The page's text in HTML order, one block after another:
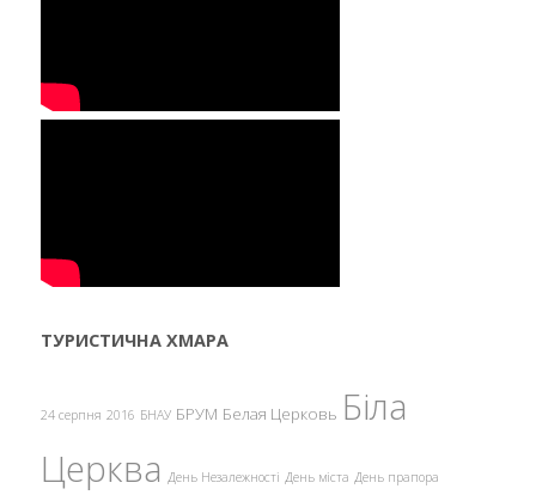
ТУРИСТИЧНА ХМАРА
24 серпня 2016 БНАУ БРУМ Белая Церковь Біла
Церква День Незалежності День міста День прапора